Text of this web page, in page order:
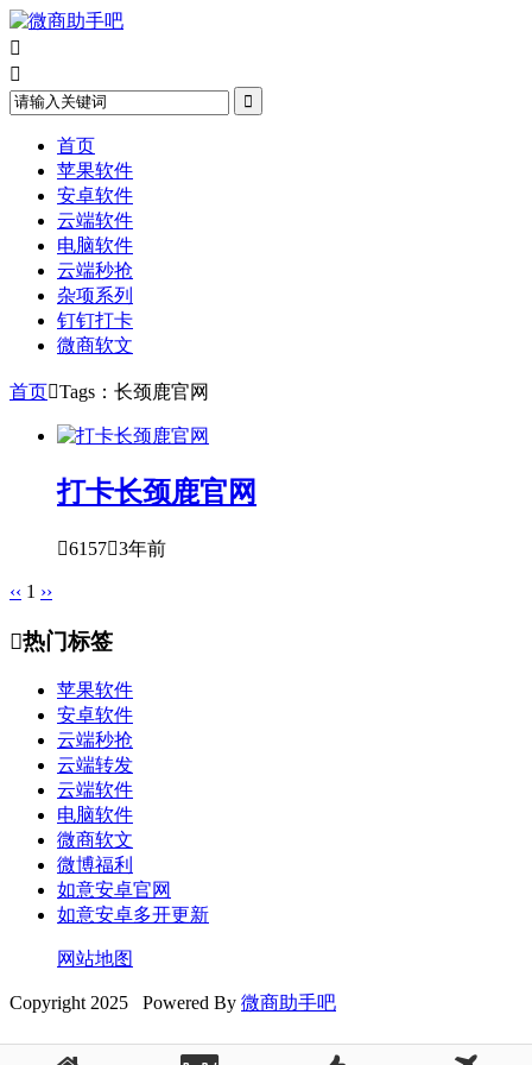



首页
苹果软件
安卓软件
云端软件
电脑软件
云端秒抢
杂项系列
钉钉打卡
微商软文
首页Tags：长颈鹿官网
打卡长颈鹿官网
61573年前
‹‹ 1 ››
热门标签
苹果软件
安卓软件
云端秒抢
云端转发
云端软件
电脑软件
微商软文
微博福利
如意安卓官网
如意安卓多开更新
网站地图
Copyright 2025 Powered By 微商助手吧